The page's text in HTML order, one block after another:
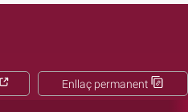
Enllaç permanent